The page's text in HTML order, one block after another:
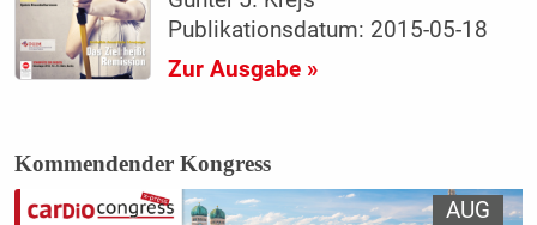
Publikationsdatum: 2015-05-18
Zur Ausgabe »
Kommendender Kongress
AUG